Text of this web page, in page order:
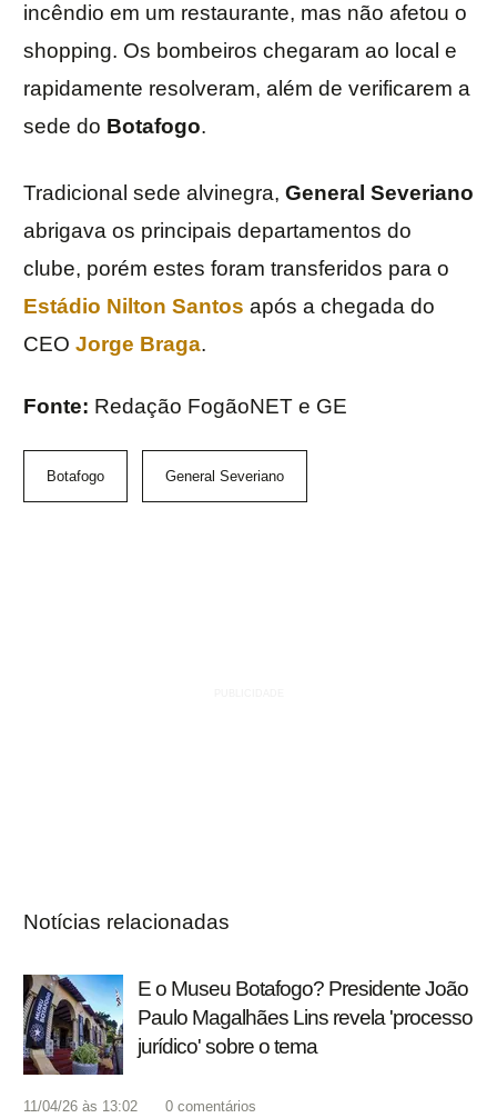
incêndio em um restaurante, mas não afetou o
shopping. Os bombeiros chegaram ao local e
rapidamente resolveram, além de verificarem a
sede do Botafogo.
Tradicional sede alvinegra, General Severiano
abrigava os principais departamentos do
clube, porém estes foram transferidos para o
Estádio Nilton Santos após a chegada do
CEO Jorge Braga.
Fonte: Redação FogãoNET e GE
Botafogo General Severiano
Notícias relacionadas
E o Museu Botafogo? Presidente João
Paulo Magalhães Lins revela 'processo
jurídico' sobre o tema
11/04/26 às 13:02 0 comentários